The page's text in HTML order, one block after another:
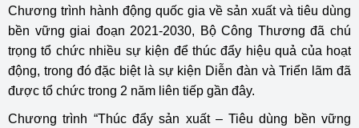
Chương trình hành động quốc gia về sản xuất và tiêu dùng
bền vững giai đoạn 2021-2030, Bộ Công Thương đã chú
trọng tổ chức nhiều sự kiện để thúc đẩy hiệu quả của hoạt
động, trong đó đặc biệt là sự kiện Diễn đàn và Triển lãm đã
được tổ chức trong 2 năm liên tiếp gần đây.
Chương trình “Thúc đẩy sản xuất – Tiêu dùng bền vững